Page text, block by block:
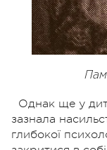
Однак ще у
зазнала
глибокої